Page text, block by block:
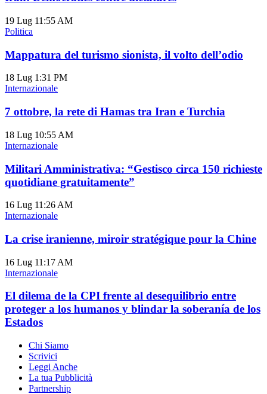
19 Lug 11:55 AM
Politica
Mappatura del turismo sionista, il volto dell’odio
18 Lug 1:31 PM
Internazionale
7 ottobre, la rete di Hamas tra Iran e Turchia
18 Lug 10:55 AM
Internazionale
Militari Amministrativa: “Gestisco circa 150 richieste
quotidiane gratuitamente”
16 Lug 11:26 AM
Internazionale
La crise iranienne, miroir stratégique pour la Chine
16 Lug 11:17 AM
Internazionale
El dilema de la CPI frente al desequilibrio entre
proteger a los humanos y blindar la soberanía de los
Estados
Chi Siamo
Scrivici
Leggi Anche
La tua Pubblicità
Partnership